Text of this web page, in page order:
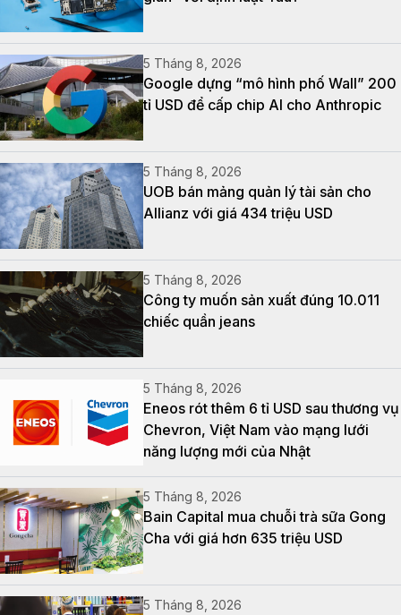
5 Tháng 8, 2026
Google dựng “mô hình phố Wall” 200
tỉ USD để cấp chip AI cho Anthropic
5 Tháng 8, 2026
UOB bán mảng quản lý tài sản cho
Allianz với giá 434 triệu USD
5 Tháng 8, 2026
Công ty muốn sản xuất đúng 10.011
chiếc quần jeans
5 Tháng 8, 2026
Eneos rót thêm 6 tỉ USD sau thương vụ
Chevron, Việt Nam vào mạng lưới
năng lượng mới của Nhật
5 Tháng 8, 2026
Bain Capital mua chuỗi trà sữa Gong
Cha với giá hơn 635 triệu USD
5 Tháng 8, 2026